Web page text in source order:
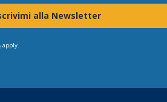
alla Newsletter
apply.